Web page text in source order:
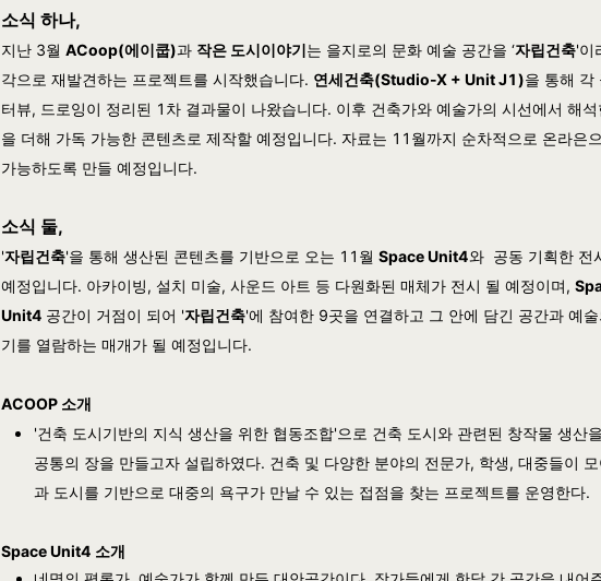
소식 하나,
지난 3월 ACoop(에이쿱)과 작은 도시이야기는 을지로의 문화 예술 공간을 ‘자립건축'이
각으로 재발견하는 프로젝트를 시작했습니다. 연세건축(Studio-X + Unit J1)을 통해 각
터뷰, 드로잉이 정리된 1차 결과물이 나왔습니다. 이후 건축가와 예술가의 시선에서 해석
을 더해 가독 가능한 콘텐츠로 제작할 예정입니다. 자료는 11월까지 순차적으로 온라은
가능하도록 만들 예정입니다.
소식 둘,
'자립건축'을 통해 생산된 콘텐츠를 기반으로 오는 11월 Space Unit4와 공동 기획한 전
예정입니다. 아카이빙, 설치 미술, 사운드 아트 등 다원화된 매체가 전시 될 예정이며,
Unit4 공간이 거점이 되어 '자립건축'에 참여한 9곳을 연결하고 그 안에 담긴 공간과 예
기를 열람하는 매개가 될 예정입니다.
ACOOP 소개
'건축 도시기반의 지식 생산을 위한 협동조합'으로 건축 도시와 관련된 창작물 생산
공통의 장을 만들고자 설립하였다. 건축 및 다양한 분야의 전문가, 학생, 대중들이
과 도시를 기반으로 대중의 욕구가 만날 수 있는 접점을 찾는 프로젝트를 운영한다.
Space Unit4 소개